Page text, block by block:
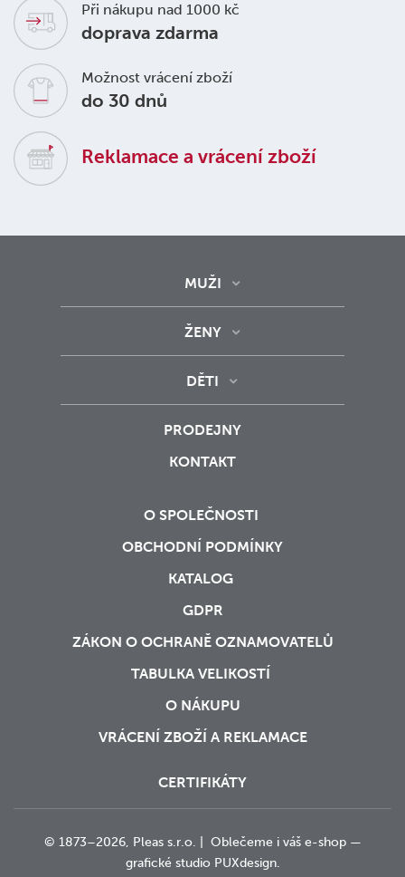
Při nákupu nad 1000 kč
doprava zdarma
Možnost vrácení zboží
do 30 dnů
Reklamace a vrácení zboží
MUŽI
ŽENY
DĚTI
PRODEJNY
KONTAKT
O SPOLEČNOSTI
OBCHODNÍ PODMÍNKY
KATALOG
GDPR
ZÁKON O OCHRANĚ OZNAMOVATELŮ
TABULKA VELIKOSTÍ
O NÁKUPU
VRÁCENÍ ZBOŽÍ A REKLAMACE
CERTIFIKÁTY
© 1873–2026, Pleas s.r.o. | Oblečeme i váš e-shop —
grafické studioPUXdesign.